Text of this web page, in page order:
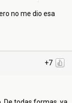
no me dio esa
+7